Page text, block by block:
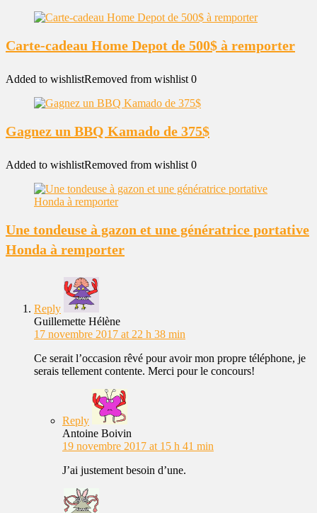
Carte-cadeau Home Depot de 500$ à remporter
Added to wishlistRemoved from wishlist 0
Gagnez un BBQ Kamado de 375$
Added to wishlistRemoved from wishlist 0
Une tondeuse à gazon et une génératrice portative
Honda à remporter
Reply
Guillemette Hélène
17 novembre 2017 at 22 h 38 min
Ce serait l’occasion rêvé pour avoir mon propre téléphone, je
serais tellement contente. Merci pour le concours!
Reply
Antoine Boivin
19 novembre 2017 at 15 h 41 min
J’ai justement besoin d’une.